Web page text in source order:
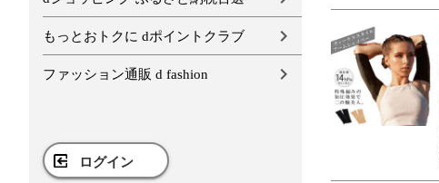
もっとおトクに dポイントクラブ
ファッション通販 d fashion
ログイン